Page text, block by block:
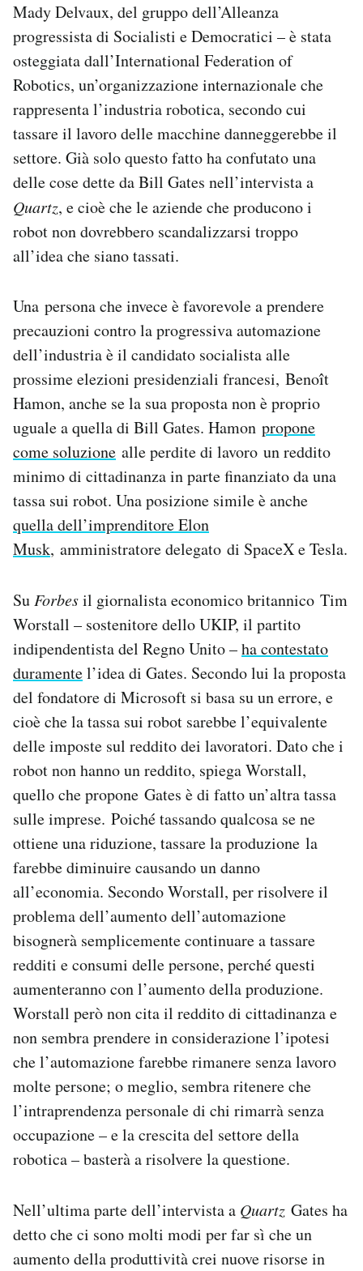
Mady Delvaux, del gruppo dell’Alleanza
progressista di Socialisti e Democratici – è stata
osteggiata dall’International Federation of
Robotics, un’organizzazione internazionale che
rappresenta l’industria robotica, secondo cui
tassare il lavoro delle macchine danneggerebbe il
settore. Già solo questo fatto ha confutato una
delle cose dette da Bill Gates nell’intervista a
Quartz, e cioè che le aziende che producono i
robot non dovrebbero scandalizzarsi troppo
all’idea che siano tassati.
Una persona che invece è favorevole a prendere
precauzioni contro la progressiva automazione
dell’industria è il candidato socialista alle
prossime elezioni presidenziali francesi, Benoît
Hamon, anche se la sua proposta non è proprio
uguale a quella di Bill Gates. Hamon propone
come soluzione alle perdite di lavoro un reddito
minimo di cittadinanza in parte finanziato da una
tassa sui robot. Una posizione simile è anche
quella dell’imprenditore Elon
Musk, amministratore delegato di SpaceX e Tesla.
SuForbesil giornalista economico britannico Tim
Worstall – sostenitore dello UKIP, il partito
indipendentista del Regno Unito –ha contestato
duramentel’idea di Gates. Secondo lui la proposta
del fondatore di Microsoft si basa su un errore, e
cioè che la tassa sui robot sarebbe l’equivalente
delle imposte sul reddito dei lavoratori. Dato che i
robot non hanno un reddito, spiega Worstall,
quello che propone Gates è di fatto un’altra tassa
sulle imprese. Poiché tassando qualcosa se ne
ottiene una riduzione, tassare la produzione la
farebbe diminuire causando un danno
all’economia. Secondo Worstall, per risolvere il
problema dell’aumento dell’automazione
bisognerà semplicemente continuare a tassare
redditi e consumi delle persone, perché questi
aumenteranno con l’aumento della produzione.
Worstall però non cita il reddito di cittadinanza e
non sembra prendere in considerazione l’ipotesi
che l’automazione farebbe rimanere senza lavoro
molte persone; o meglio, sembra ritenere che
l’intraprendenza personale di chi rimarrà senza
occupazione – e la crescita del settore della
robotica – basterà a risolvere la questione.
Nell’ultima parte dell’intervista a Quartz Gates ha
detto che ci sono molti modi per far sì che un
aumento della produttività crei nuove risorse in